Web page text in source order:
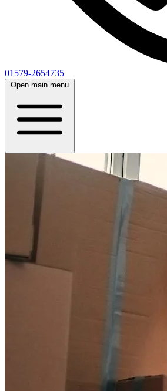
01579-2654735
Open main menu